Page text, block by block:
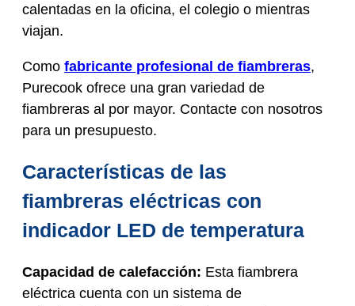
calentadas en la oficina, el colegio o mientras
viajan.
Como fabricante profesional de fiambreras,
Purecook ofrece una gran variedad de
fiambreras al por mayor. Contacte con nosotros
para un presupuesto.
Características de las
fiambreras eléctricas con
indicador LED de temperatura
Capacidad de calefacción: Esta fiambrera
eléctrica cuenta con un sistema de